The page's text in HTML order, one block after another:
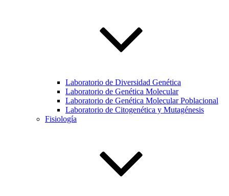
Laboratorio de Diversidad Genética
Laboratorio de Genética Molecular
Laboratorio de Genética Molecular Poblacional
Laboratorio de Citogenética y Mutagénesis
Fisiología